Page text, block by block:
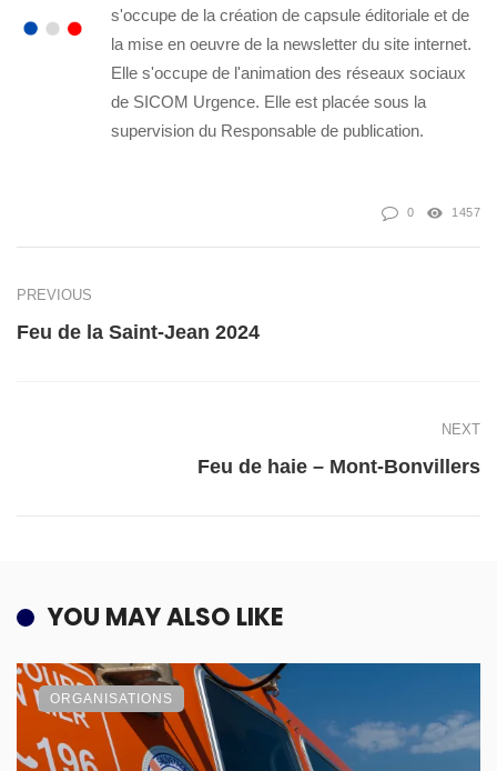
s'occupe de la création de capsule éditoriale et de
la mise en oeuvre de la newsletter du site internet.
Elle s'occupe de l'animation des réseaux sociaux
de SICOM Urgence. Elle est placée sous la
supervision du Responsable de publication.
0 1457
PREVIOUS
Feu de la Saint-Jean 2024
NEXT
Feu de haie – Mont-Bonvillers
YOU MAY ALSO LIKE
ORGANISATIONS